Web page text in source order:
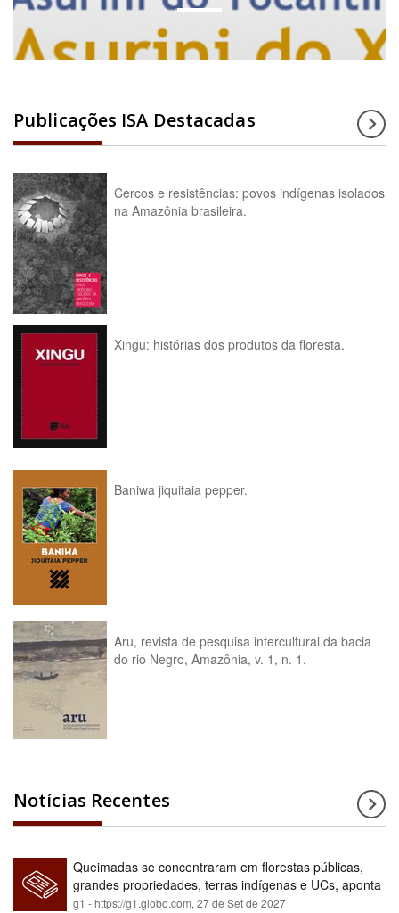
Publicações ISA Destacadas
Cercos e resistências: povos indígenas isolados
na Amazônia brasileira.
Xingu: histórias dos produtos da floresta.
Baniwa jiquitaia pepper.
Aru, revista de pesquisa intercultural da bacia
do rio Negro, Amazônia, v. 1, n. 1.
Notícias Recentes
Queimadas se concentraram em florestas públicas,
grandes propriedades, terras indígenas e UCs, aponta
relatório
g1 - https://g1.globo.com,27 de Set de 2027